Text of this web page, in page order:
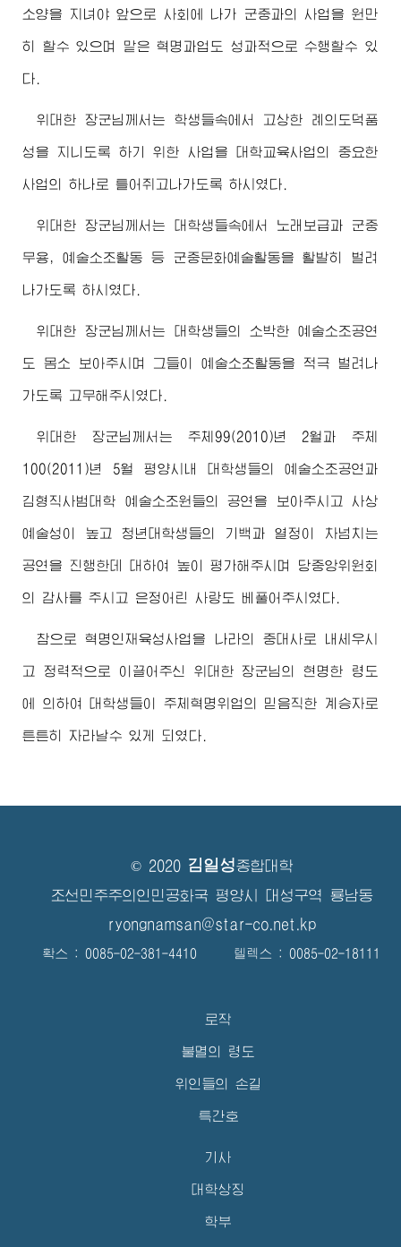
소양을 지녀야 앞으로 사회에 나가 군중과의 사업을 원만
히 할수 있으며 맡은 혁명과업도 성과적으로 수행할수 있
다.
위대한 장군님께서는 학생들속에서 고상한 례의도덕품
성을 지니도록 하기 위한 사업을 대학교육사업의 중요한
사업의 하나로 틀어쥐고나가도록 하시였다.
위대한 장군님께서는 대학생들속에서 노래보급과 군중
무용, 예술소조활동 등 군중문화예술활동을 활발히 벌려
나가도록 하시였다.
위대한 장군님께서는 대학생들의 소박한 예술소조공연
도 몸소 보아주시며 그들이 예술소조활동을 적극 벌려나
가도록 고무해주시였다.
위대한 장군님께서 는 주체99(2010)년 2월과 주체
100(2011)년 5월 평양시내 대학생들의 예술소조공연과
김형직사범대학 예술소조원들의 공연을 보아주시고 사상
예술성이 높고 청년대학생들의 기백과 열정이 차넘치는
공연을 진행한데 대하여 높이 평가해주시며 당중앙위원회
의 감사를 주시고 은정어린 사랑도 베풀어주시였다.
참으로 혁명인재육성사업을 나라의 중대사로 내세우시
고 정력적으로 이끌어주신 위대한 장군님의 현명한 령도
에 의하여 대학생들이 주체혁명위업의 믿음직한 계승자로
튼튼히 자라날수 있게 되였다.
© 2020 김일성종합대학
조선민주주의인민공화국 평양시 대성구역 룡남동
ryongnamsan@star-co.net.kp
확스 : 0085-02-381-4410 텔렉스 : 0085-02-18111
로작
불멸의 령도
위인들의 손길
특간호
기사
대학상징
학부